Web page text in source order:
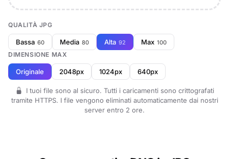
QUALITÀ JPG
Bassa 60 Media 80 Alta 92 Max 100
DIMENSIONE MAX
Originale 2048px 1024px 640px
I tuoi file sono al sicuro. Tutti i caricamenti sono crittografati
tramite HTTPS. I file vengono eliminati automaticamente dai nostri
server entro 2 ore.